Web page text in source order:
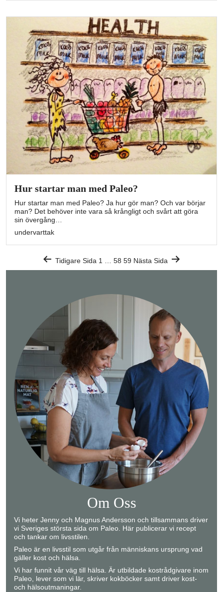
Hur startar man med Paleo?
Hur startar man med Paleo? Ja hur gör man? Och var börjar
man? Det behöver inte vara så krångligt och svårt att göra
sin övergång…
undervarttak
Sidnumrering
Tidigare Sida 1 … 58 59 Nästa Sida
Om Oss
Vi heter Jenny och Magnus Andersson och tillsammans driver
vi Sveriges största sida om Paleo. Här publicerar vi recept
och tankar om livsstilen.
Paleo är en livsstil som utgår från människans ursprung vad
gäller kost och hälsa.
Vi har funnit vår väg till hälsa. Är utbildade kostrådgivare inom
Paleo, lever som vi lär, skriver kokböcker samt driver kost-
och hälsoutmaningar.